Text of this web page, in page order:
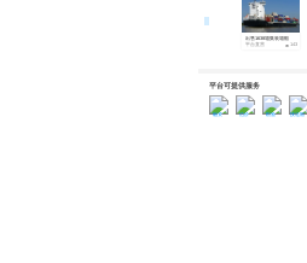
出售1638箱集装箱船
平台直营 143
平台可提供服务
融资 估价 勘验 接送船